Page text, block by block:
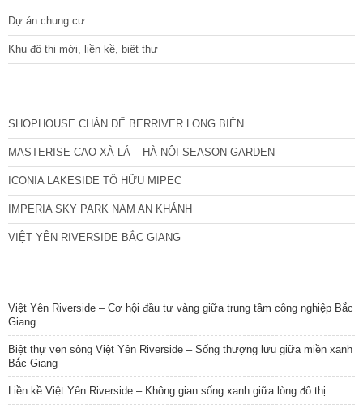
Dự án chung cư
Khu đô thị mới, liền kề, biệt thự
SHOPHOUSE CHÂN ĐẾ BERRIVER LONG BIÊN
MASTERISE CAO XÀ LÁ – HÀ NỘI SEASON GARDEN
ICONIA LAKESIDE TỐ HỮU MIPEC
IMPERIA SKY PARK NAM AN KHÁNH
VIỆT YÊN RIVERSIDE BẮC GIANG
Việt Yên Riverside – Cơ hội đầu tư vàng giữa trung tâm công nghiệp Bắc
Giang
Biệt thự ven sông Việt Yên Riverside – Sống thượng lưu giữa miền xanh
Bắc Giang
Liền kề Việt Yên Riverside – Không gian sống xanh giữa lòng đô thị